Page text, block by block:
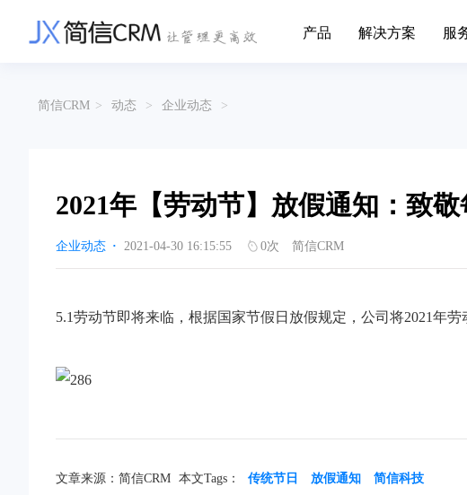
产品
营销云
从营销获客到商机转化的全流程管理
渠道云
融合分公司、经销商、总部伙伴管理
涵盖多种售前/后服务元素功能和接入
解决方案
挖现有客户价值以及开发更多新...
的现代化管理
传媒企业自身由于数字化传媒的发
展，对其内部控制建设和完善也是...
进装修行业往
互联网等相关信息技术的发展是支撑
通过数字化方
服
帮助文档
产品功能
以CRM产品为基础的功能点
关于简信
用户协议 免责声明
简信CRM > 动态 > 企业动态 >
2021年【劳动节】放假通知：致
企业动态 · 2021-04-30 16:15:55 0次 简信CRM
5.1劳动节即将来临，根据国家节假日放假规定，公司将2021年劳
文章来源：简信CRM 本文Tags： 传统节日 放假通知 简信科技